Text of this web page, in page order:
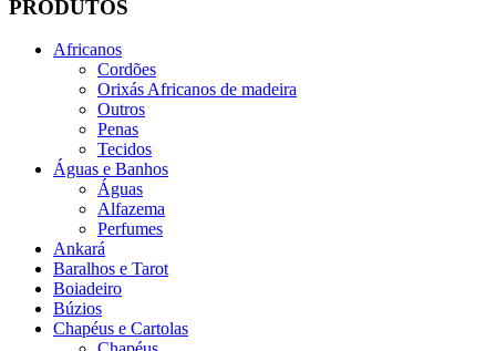
PRODUTOS
Africanos
Cordões
Orixás Africanos de madeira
Outros
Penas
Tecidos
Águas e Banhos
Águas
Alfazema
Perfumes
Ankará
Baralhos e Tarot
Boiadeiro
Búzios
Chapéus e Cartolas